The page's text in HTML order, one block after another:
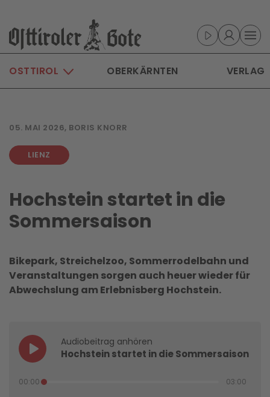
Skip to main content
OSTTIROL OBERKÄRNTEN VERLAG
05. MAI 2026, BORIS KNORR
LIENZ
Hochstein startet in die
Sommersaison
Bikepark, Streichelzoo, Sommerrodelbahn und
Veranstaltungen sorgen auch heuer wieder für
Abwechslung am Erlebnisberg Hochstein.
Audiobeitrag anhören
Hochstein startet in die Sommersaison
00:00 03:00